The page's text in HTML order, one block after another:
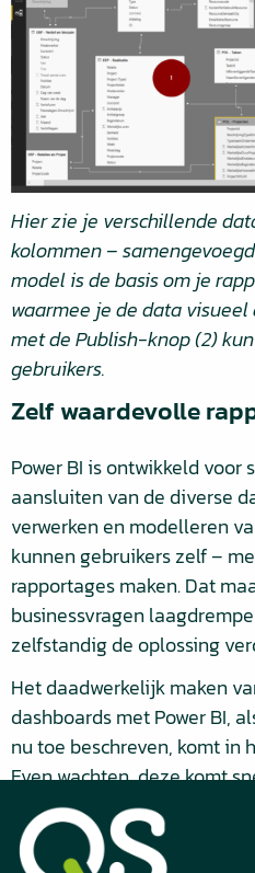
Hier zie je verschillende
kolommen –
model is de basis om je
waarmee je de data
met de Publish-knop (2)
gebruikers.
Zelf waardevolle
Power BI is ontwikkeld voor
aansluiten van de diverse
verwerken en modelleren
kunnen gebruikers zelf –
rapportages maken. Dat
businessvragen
zelfstandig de oplossing
Het daadwerkelijk maken
dashboards met Power BI,
nu toe beschreven, komt in
Even wachten, deze komt